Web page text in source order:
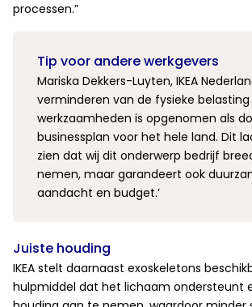
processen.”
Tip voor andere werkgevers
Mariska Dekkers-Luyten, IKEA
verminderen van de fysieke
werkzaamheden is opgenomen als
businessplan voor het hele land. Dit
zien dat wij dit onderwerp bedrijf
nemen, maar garandeert ook
aandacht en budget.’
Juiste houding
IKEA stelt daarnaast exoskeletons
hulpmiddel dat het lichaam ondersteunt